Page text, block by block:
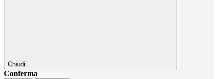
Chiudi
Conferma